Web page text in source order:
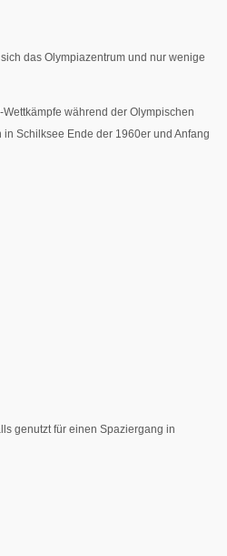
das Olympiazentrum und nur wenige
während der Olympischen
Schilksee Ende der 1960er und Anfang
genutzt für einen Spaziergang in